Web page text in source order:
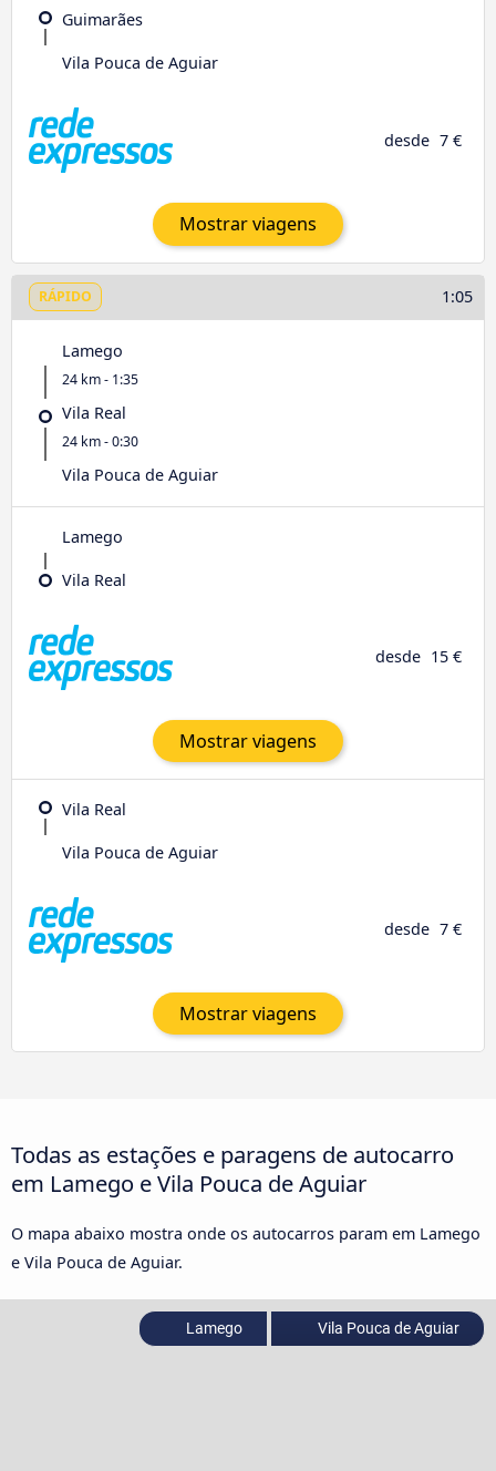
Guimarães
Vila Pouca de Aguiar
desde 7 €
Mostrar viagens
RÁPIDO 1:05
Lamego
24 km - 1:35
Vila Real
24 km - 0:30
Vila Pouca de Aguiar
Lamego
Vila Real
desde 15 €
Mostrar viagens
Vila Real
Vila Pouca de Aguiar
desde 7 €
Mostrar viagens
Todas as estações e paragens de autocarro
em Lamego e Vila Pouca de Aguiar
O mapa abaixo mostra onde os autocarros param em Lamego
e Vila Pouca de Aguiar.
Lamego Vila Pouca de Aguiar